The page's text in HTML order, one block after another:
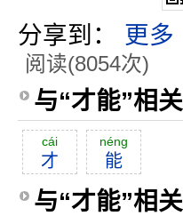
分享到： 更多
阅读(8054次)
与“才能”相
cái
才
néng
能
与“才能”相